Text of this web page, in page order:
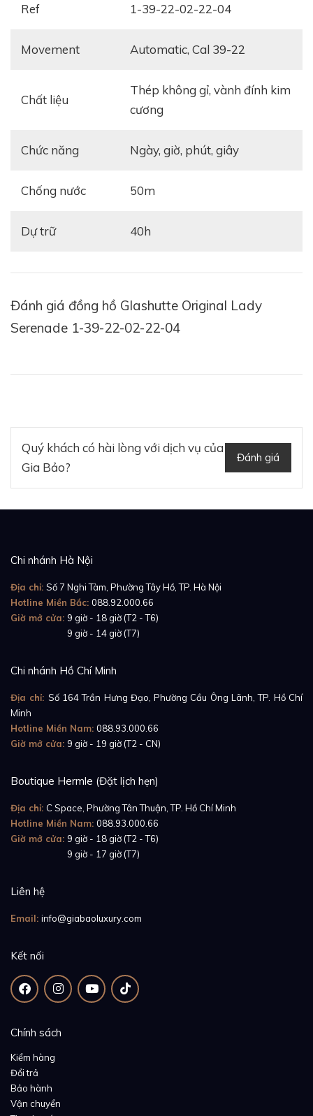
Ref 1-39-22-02-22-04
Movement Automatic, Cal 39-22
Chất liệu
thép không gỉ, vành đính kim
cương
Chức năng Ngày, giờ, phút, giây
Chống nước 50m
Dự trữ 40h
Đánh giá đồng hồ Glashutte Original Lady
Serenade 1-39-22-02-22-04
Quý khách có hài lòng với dịch vụ của
Gia Bảo?
Đánh giá
Chi nhánh Hà Nội
Địa chỉ: Số 7 Nghi Tàm, Phường Tây Hồ, TP. Hà Nội
Hotline Miền Bắc: 088.92.000.66
Giờ mở cửa: 9 giờ - 18 giờ (T2 - T6)
9 giờ - 14 giờ (T7)
Chi nhánh Hồ Chí Minh
Địa chỉ: Số 164 Trần Hưng Đạo, Phường Cầu Ông Lãnh, TP. Hồ Chí
Minh
Hotline Miền Nam: 088.93.000.66
Giờ mở cửa: 9 giờ - 19 giờ (T2 - CN)
Boutique Hermle (Đặt lịch hẹn)
Địa chỉ: C Space, Phường Tân Thuận, TP. Hồ Chí Minh
Hotline Miền Nam: 088.93.000.66
Giờ mở cửa: 9 giờ - 18 giờ (T2 - T6)
9 giờ - 17 giờ (T7)
Liên hệ
Email: info@giabaoluxury.com
Kết nối
Chính sách
Kiểm hàng
Đổi trả
Bảo hành
Vận chuyển